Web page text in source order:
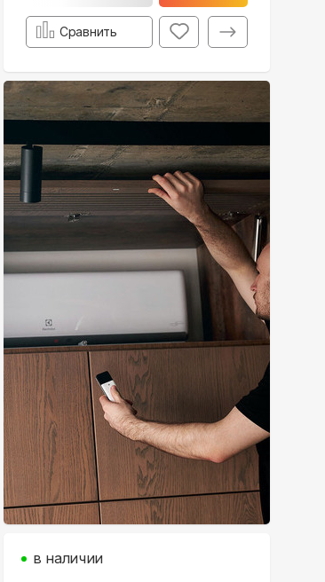
Сравнить
в наличии